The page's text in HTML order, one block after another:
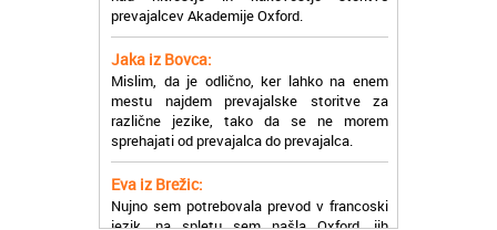
Jaka iz Bovca:
Mislim, da je odlično, ker lahko na enem
mestu najdem prevajalske storitve za
različne jezike, tako da se ne morem
sprehajati od prevajalca do prevajalca.
Eva iz Brežic:
Nujno sem potrebovala prevod v francoski
jezik, na spletu sem našla Oxford, jih
poklicala in v roku nekaj ur sem po